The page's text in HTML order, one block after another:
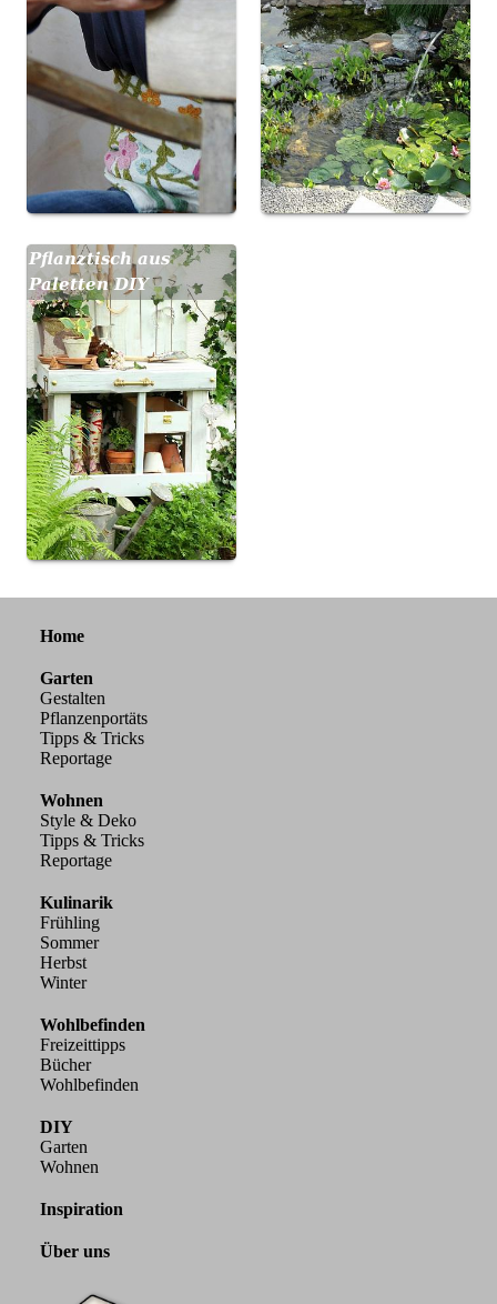
Pflanztisch aus
Paletten DIY
Home
Garten
Gestalten
Pflanzenportäts
Tipps & Tricks
Reportage
Wohnen
Style & Deko
Tipps & Tricks
Reportage
Kulinarik
Frühling
Sommer
Herbst
Winter
Wohlbefinden
Freizeittipps
Bücher
Wohlbefinden
DIY
Garten
Wohnen
Inspiration
Über uns